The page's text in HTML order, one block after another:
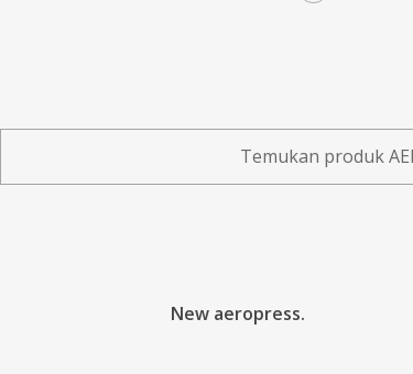
Temukan produk
New aeropress.